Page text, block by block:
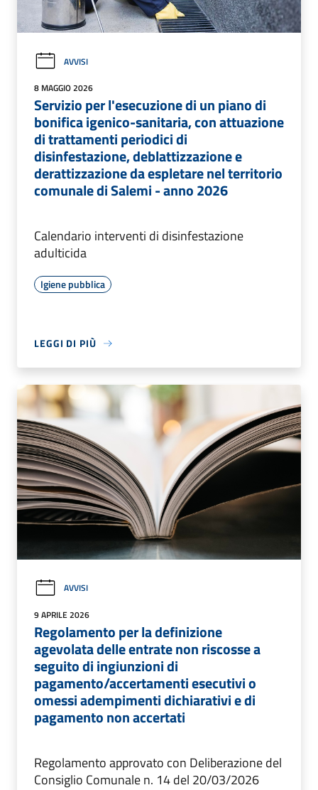
AVVISI
8 MAGGIO 2026
Servizio per l'esecuzione di un piano di
bonifica igenico-sanitaria, con attuazione
di trattamenti periodici di
disinfestazione, deblattizzazione e
derattizzazione da espletare nel territorio
comunale di Salemi - anno 2026
Calendario interventi di disinfestazione
adulticida
Igiene pubblica
LEGGI DI PIÙ
AVVISI
9 APRILE 2026
Regolamento per la definizione
agevolata delle entrate non riscosse a
seguito di ingiunzioni di
pagamento/accertamenti esecutivi o
omessi adempimenti dichiarativi e di
pagamento non accertati
Regolamento approvato con Deliberazione del
Consiglio Comunale n. 14 del 20/03/2026